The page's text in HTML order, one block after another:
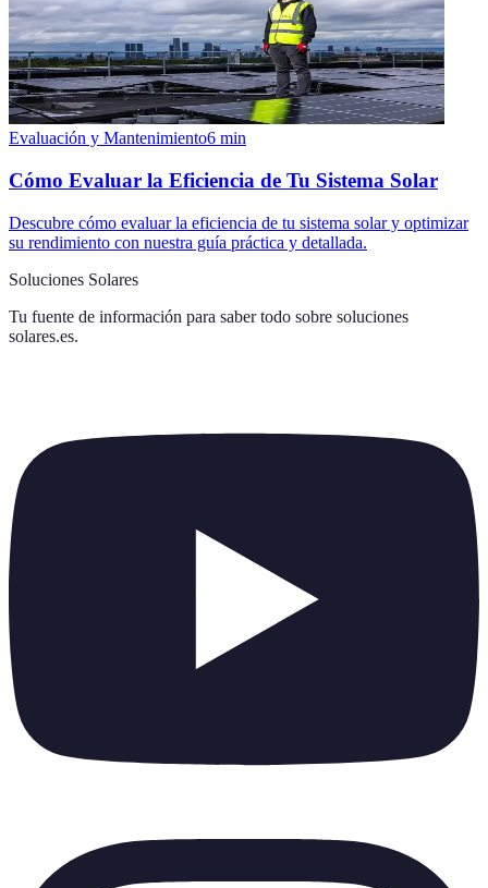
Evaluación y Mantenimiento6 min
Cómo Evaluar la Eficiencia de Tu Sistema Solar
Descubre cómo evaluar la eficiencia de tu sistema solar y optimizar
su rendimiento con nuestra guía práctica y detallada.
Soluciones Solares
Tu fuente de información para saber todo sobre soluciones
solares.es.